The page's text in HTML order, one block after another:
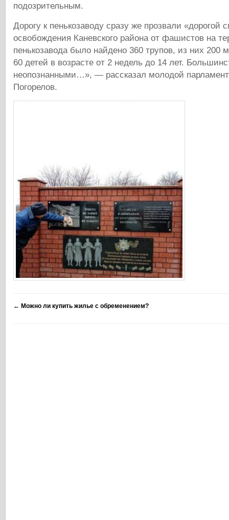
подозрительным.
Дорогу к пенькозаводу сразу же прозвали «дорогой
освобождения Каневского района от фашистов на
пенькозавода было найдено 360 трупов, из них
60 детей в возрасте от 2 недель до 14 лет.
неопознанными…», — рассказал молодой
Погорелов.
← Можно ли купить жилье с обременением?